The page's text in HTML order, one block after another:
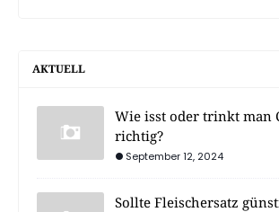
AKTUELL
Wie isst oder trinkt man
richtig?
September 12, 2024
Sollte Fleischersatz